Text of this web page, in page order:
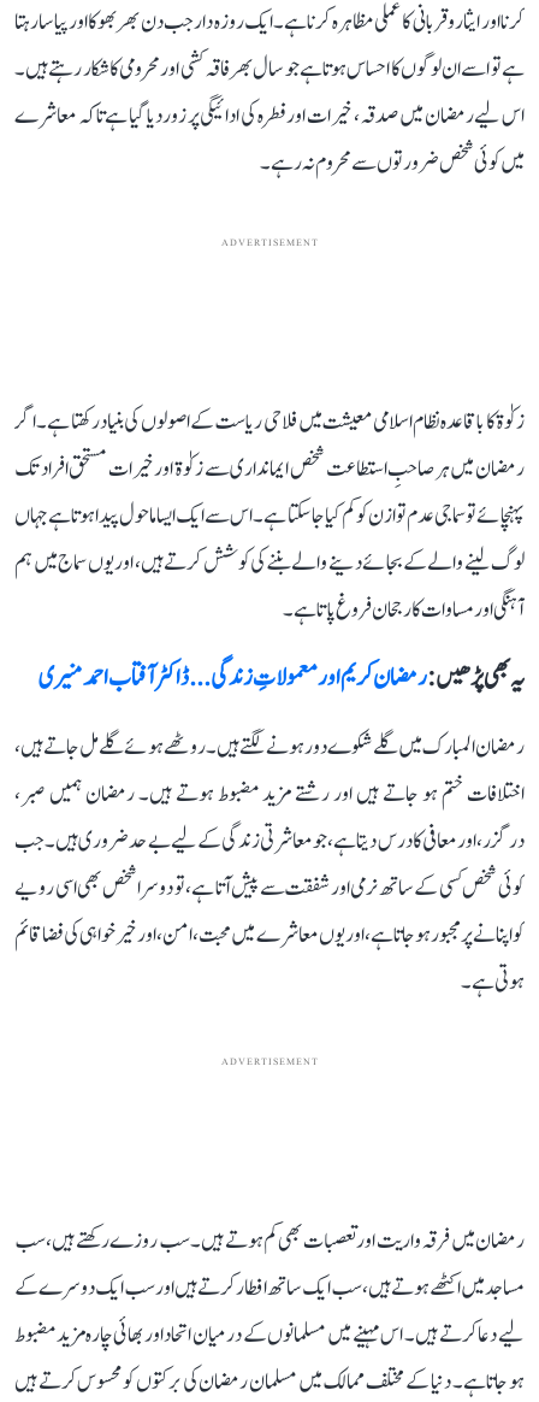
کرنا اور ایثار و قربانی کا عملی مظاہرہ کرنا ہے۔ ایک روزہ دار جب دن بھر بھوکا اور پیاسا رہتا
ہے تو اسے ان لوگوں کا احساس ہوتا ہے جو سال بھر فاقہ کشی اور محرومی کا شکار رہتے ہیں۔
اس لیے رمضان میں صدقہ، خیرات اور فطرہ کی ادائیگی پر زور دیا گیا ہے تاکہ معاشرے
میں کوئی شخص ضرورتوں سے محروم نہ رہے۔
ADVERTISEMENT
زکوٰۃ کا باقاعدہ نظام اسلامی معیشت میں فلاحی ریاست کے اصولوں کی بنیاد رکھتا ہے۔ اگر
رمضان میں ہر صاحبِ استطاعت شخص ایمانداری سے زکوٰۃ اور خیرات مستحق افراد تک
پہنچائے تو سماجی عدم توازن کو کم کیا جا سکتا ہے۔ اس سے ایک ایسا ماحول پیدا ہوتا ہے جہاں
لوگ لینے والے کے بجائے دینے والے بننے کی کوشش کرتے ہیں، اور یوں سماج میں ہم
آہنگی اور مساوات کا رجحان فروغ پاتا ہے۔
یہ بھی پڑھیں :رمضان کریم اور معمولاتِ زندگی... ڈاکٹر آفتاب احمد منیری
رمضان المبارک میں گلے شکوے دور ہونے لگتے ہیں۔ روٹھے ہوئے گلے مل جاتے ہیں،
اختلافات ختم ہو جاتے ہیں اور رشتے مزید مضبوط ہوتے ہیں۔ رمضان ہمیں صبر،
درگزر، اور معافی کا درس دیتا ہے، جو معاشرتی زندگی کے لیے بے حد ضروری ہیں۔ جب
کوئی شخص کسی کے ساتھ نرمی اور شفقت سے پیش آتا ہے، تو دوسرا شخص بھی اسی رویے
کو اپنانے پر مجبور ہو جاتا ہے، اور یوں معاشرے میں محبت، امن، اور خیر خواہی کی فضا قائم
ہوتی ہے۔
ADVERTISEMENT
رمضان میں فرقہ واریت اور تعصبات بھی کم ہوتے ہیں۔ سب روزے رکھتے ہیں، سب
مساجد میں اکٹھے ہوتے ہیں، سب ایک ساتھ افطار کرتے ہیں اور سب ایک دوسرے کے
لیے دعا کرتے ہیں۔ اس مہینے میں مسلمانوں کے درمیان اتحاد اور بھائی چارہ مزید مضبوط
ہو جاتا ہے۔ دنیا کے مختلف ممالک میں مسلمان رمضان کی برکتوں کو محسوس کرتے ہیں